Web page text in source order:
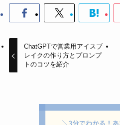
ChatGPTで営業用アイスブ
レイクの作り方とプロンプ
トのコツを紹介